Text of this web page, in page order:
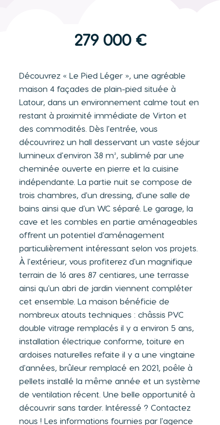
279 000 €
Découvrez « Le Pied Léger », une agréable
maison 4 façades de plain-pied située à
Latour, dans un environnement calme tout en
restant à proximité immédiate de Virton et
des commodités. Dès l'entrée, vous
découvrirez un hall desservant un vaste séjour
lumineux d'environ 38 m², sublimé par une
cheminée ouverte en pierre et la cuisine
indépendante. La partie nuit se compose de
trois chambres, d'un dressing, d'une salle de
bains ainsi que d'un WC séparé. Le garage, la
cave et les combles en partie aménageables
offrent un potentiel d'aménagement
particulièrement intéressant selon vos projets.
À l'extérieur, vous profiterez d'un magnifique
terrain de 16 ares 87 centiares, une terrasse
ainsi qu'un abri de jardin viennent compléter
cet ensemble. La maison bénéficie de
nombreux atouts techniques : châssis PVC
double vitrage remplacés il y a environ 5 ans,
installation électrique conforme, toiture en
ardoises naturelles refaite il y a une vingtaine
d'années, brûleur remplacé en 2021, poêle à
pellets installé la même année et un système
de ventilation récent. Une belle opportunité à
découvrir sans tarder. Intéressé ? Contactez
nous ! Les informations fournies par l'agence